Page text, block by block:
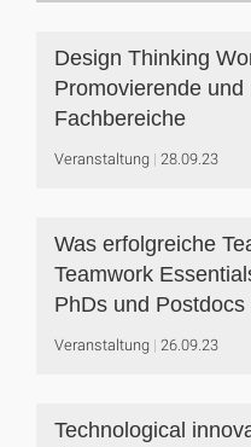
Design Thinking
Promovierende
Fachbereiche
Veranstaltung 28.09.23
Was erfolgreiche
Teamwork
PhDs und Postdocs
Veranstaltung 26.09.23
Technological